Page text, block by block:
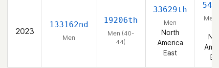
2023
133162nd
Men
19206th
Men (40-
44)
33629th
Men
North
America
East
Men